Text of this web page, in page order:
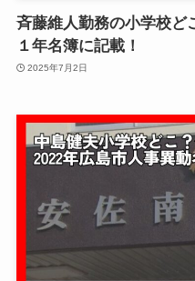
斉藤維人勤務の小学校ど
１年名簿に記載！
2025年7月2日